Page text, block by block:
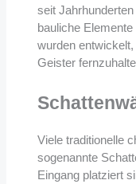
seit
bauliche
wurden
Geister
Viele traditionelle
sogenannte
Eingang platziert